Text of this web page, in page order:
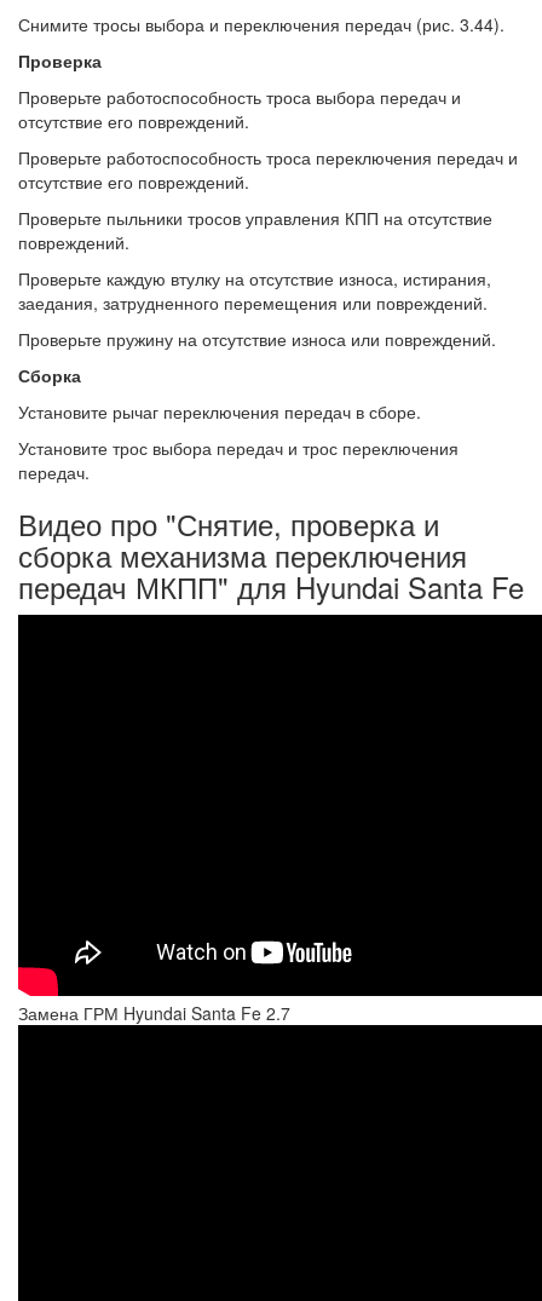
Снимите тросы выбора и переключения передач (рис. 3.44).
Проверка
Проверьте работоспособность троса выбора передач и
отсутствие его повреждений.
Проверьте работоспособность троса переключения передач и
отсутствие его повреждений.
Проверьте пыльники тросов управления КПП на отсутствие
повреждений.
Проверьте каждую втулку на отсутствие износа, истирания,
заедания, затрудненного перемещения или повреждений.
Проверьте пружину на отсутствие износа или повреждений.
Сборка
Установите рычаг переключения передач в сборе.
Установите трос выбора передач и трос переключения
передач.
Видео про "Снятие, проверка и
сборка механизма переключения
передач МКПП" для Hyundai Santa Fe
Замена ГРМ Hyundai Santa Fe 2.7